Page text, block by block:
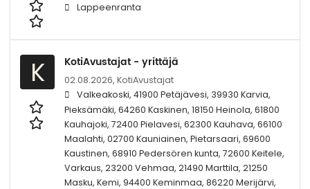
Lappeenranta
K KotiAvustajat - yrittäjä
02.08.2026, KotiAvustajat
Valkeakoski, 41900 Petäjävesi, 39930 Karvia,
Pieksämäki, 64260 Kaskinen, 18150 Heinola, 61800
Kauhajoki, 72400 Pielavesi, 62300 Kauhava, 66100
Maalahti, 02700 Kauniainen, Pietarsaari, 69600
Kaustinen, 68910 Pedersören kunta, 72600 Keitele,
Varkaus, 23200 Vehmaa, 21490 Marttila, 21250
Masku, Kemi, 94400 Keminmaa, 86220 Merijärvi,